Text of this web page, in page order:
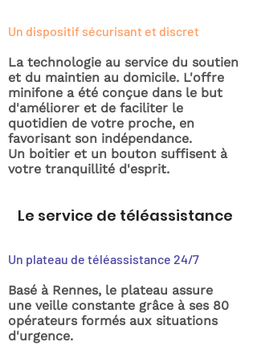
Un dispositif sécurisant et discret
La technologie au service du soutien
et du maintien au domicile. L'offre
minifone a été conçue dans le but
d'améliorer et de faciliter le
quotidien de votre proche, en
favorisant son indépendance.
Un boitier et un bouton suffisent à
votre tranquillité d'esprit.
Le service de téléassistance
Un plateau de téléassistance 24/7
Basé à Rennes, le plateau assure
une veille constante grâce à ses 80
opérateurs formés aux situations
d'urgence.